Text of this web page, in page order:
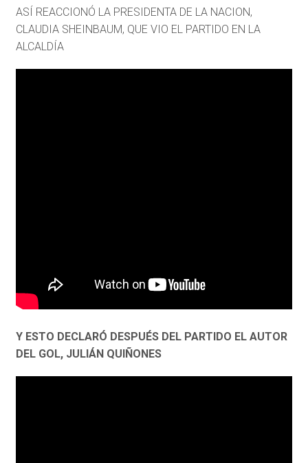
ASÍ REACCIONÓ LA PRESIDENTA DE LA NACION,
CLAUDIA SHEINBAUM, QUE VIO EL PARTIDO EN LA
ALCALDÍA
Y ESTO DECLARÓ DESPUÉS DEL PARTIDO EL AUTOR
DEL GOL, JULIÁN QUIÑONES